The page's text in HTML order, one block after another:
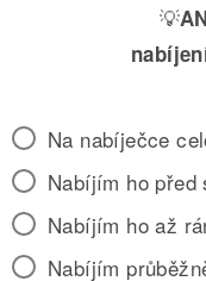
💡
Na nabíječce
Nabíjím ho před
Nabíjím ho až
Nabíjím